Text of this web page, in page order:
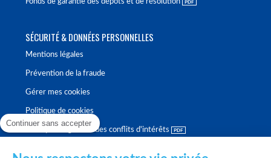
SÉCURITÉ & DONNÉES PERSONNELLES
Mentions légales
Prévention de la fraude
Gérer mes cookies
Politique de cookies
Politique de gestion des conflits d'intérêts
Continuer sans accepter